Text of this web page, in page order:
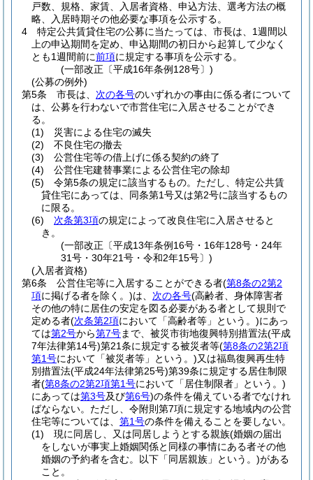
戸数、規格、家賃、入居者資格、申込方法、選考方法の概
略、入居時期その他必要な事項を公示する。
4
特定公共賃貸住宅の公募に当たっては、市長は、1週間以
上の申込期間を定め、申込期間の初日から起算して少なく
とも1週間前に前項に規定する事項を公示する。
(一部改正〔平成16年条例128号〕)
(公募の例外)
第5条
市長は、 次の各号のいずれかの事由に係る者について
は、公募を行わないで市営住宅に入居させることができ
る。
(1)
災害による住宅の滅失
(2)
不良住宅の撤去
(3)
公営住宅等の借上げに係る契約の終了
(4)
公営住宅建替事業による公営住宅の除却
(5)
令第5条の規定に該当するもの。 ただし、特定公共賃
貸住宅にあっては、同条第1号又は第2号に該当するもの
に限る。
(6)
次条第3項の規定によって改良住宅に入居させると
き。
(一部改正〔平成13年条例16号・16年128号・24年
31号・30年21号・令和2年15号〕)
(入居者資格)
第6条
公営住宅等に入居することができる者(第8条の2第2
項に掲げる者を除く。)は、 次の各号(高齢者、身体障害者
その他の特に居住の安定を図る必要がある者として規則で
定める者(次条第2項において「高齢者等」という。)にあっ
ては第2号から第7号まで、被災市街地復興特別措置法(平成
7年法律第14号)第21条に規定する被災者等(第8条の2第2項
第1号において「被災者等」という。)又は福島復興再生特
別措置法(平成24年法律第25号)第39条に規定する居住制限
者(第8条の2第2項第1号において「居住制限者」という。)
にあっては第3号及び第6号)の条件を備えている者でなけれ
ばならない。 ただし、令附則第7項に規定する地域内の公営
住宅等については、 第1号の条件を備えることを要しない。
(1)
現に同居し、又は同居しようとする親族(婚姻の届出
をしないが事実上婚姻関係と同様の事情にある者その他
婚姻の予約者を含む。以下「同居親族」という。)がある
こと。